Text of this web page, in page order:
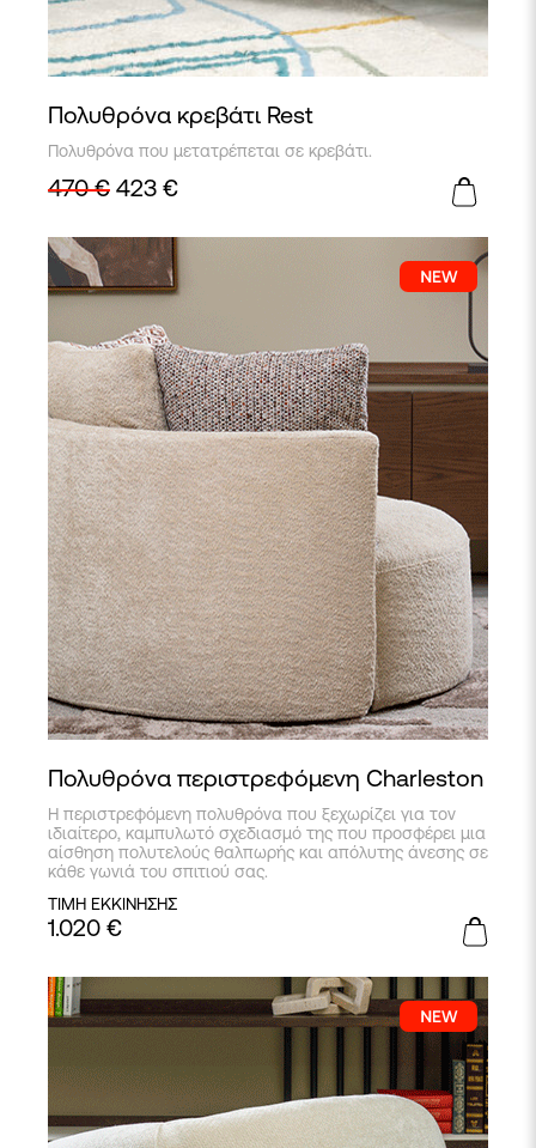
Πολυθρόνα κρεβάτι Rest
Πολυθρόνα που μετατρέπεται σε κρεβάτι.
470€ 423 €
Πολυθρόνα περιστρεφόμενη Charleston
Η περιστρεφόμενη πολυθρόνα που ξεχωρίζει για τον
ιδιαίτερο, καμπυλωτό σχεδιασμό της που προσφέρει μια
αίσθηση πολυτελούς θαλπωρής και απόλυτης άνεσης σε
κάθε γωνιά του σπιτιού σας.
ΤΙΜΗ ΕΚΚΙΝΗΣΗΣ
1.020 €